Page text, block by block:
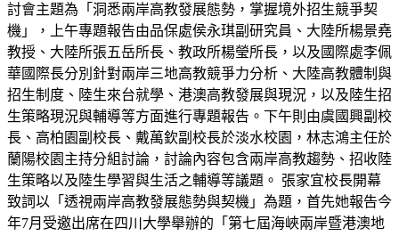
討會主題為「洞悉兩岸高教發展態勢，掌握境外招生競爭契
機」，上午專題報告由品保處侯永琪副研究員、大陸所楊景堯
教授、大陸所張五岳所長、教政所楊瑩所長，以及國際處李佩
華國際長分別針對兩岸三地高教競爭力分析、大陸高教體制與
招生制度、陸生來台就學、港澳高教發展與現況，以及陸生招
生策略現況與輔導等方面進行專題報告。下午則由虞國興副校
長、高柏園副校長、戴萬欽副校長於淡水校園，林志鴻主任於
蘭陽校園主持分組討論，討論內容包含兩岸高教趨勢、招收陸
生策略以及陸生學習與生活之輔導等議題。 張家宜校長開幕
致詞以「透視兩岸高教發展態勢與契機」為題，首先她報告今
年7月受邀出席在四川大學舉辦的「第七屆海峽兩岸暨港澳地